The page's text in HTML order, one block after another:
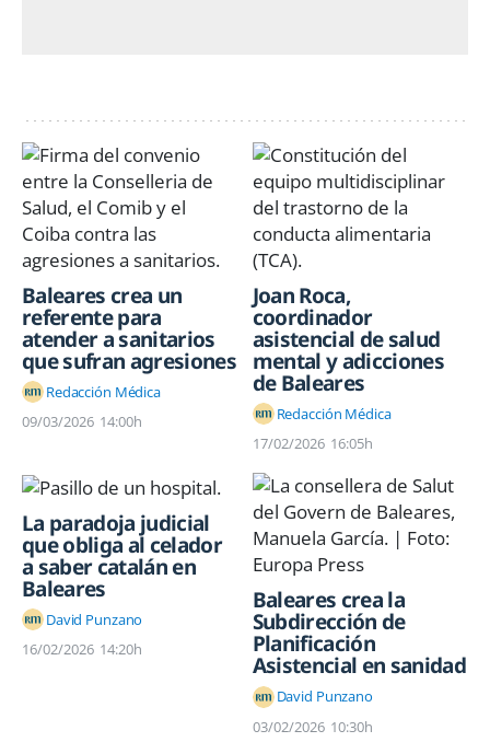
Baleares crea un
referente para
atender a sanitarios
que sufran agresiones
Redacción Médica
09/03/2026 14:00h
Joan Roca,
coordinador
asistencial de salud
mental y adicciones
de Baleares
Redacción Médica
17/02/2026 16:05h
La paradoja judicial
que obliga al celador
a saber catalán en
Baleares
David Punzano
16/02/2026 14:20h
Baleares crea la
Subdirección de
Planificación
Asistencial en sanidad
David Punzano
03/02/2026 10:30h